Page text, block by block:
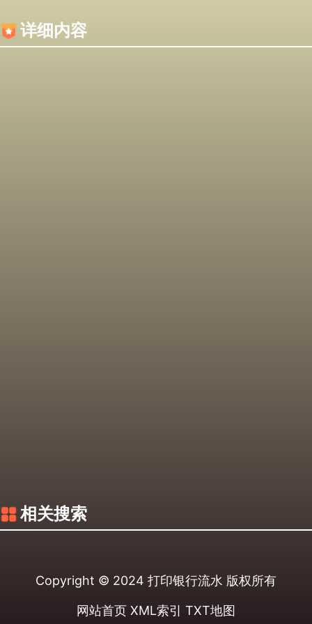
详细内容
相关搜索
Copyright © 2024 打印银行流水 版权所有
网站首页 XML索引 TXT地图